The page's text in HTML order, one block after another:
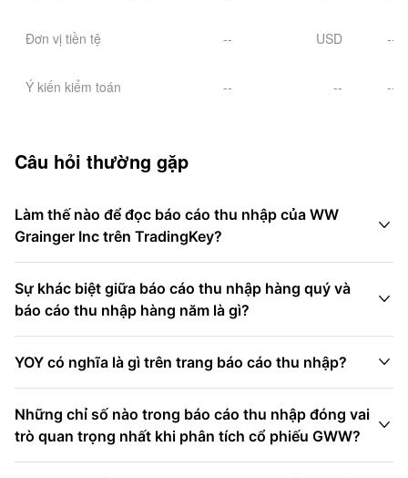
Đơn vị tiền tệ -- USD --
Ý kiến kiểm toán -- -- --
Câu hỏi thường gặp
Làm thế nào để đọc báo cáo thu nhập của WW
Grainger Inc trên TradingKey?

Sự khác biệt giữa báo cáo thu nhập hàng quý và
báo cáo thu nhập hàng năm là gì?

YOY có nghĩa là gì trên trang báo cáo thu nhập? 
Những chỉ số nào trong báo cáo thu nhập đóng vai
trò quan trọng nhất khi phân tích cổ phiếu GWW?
